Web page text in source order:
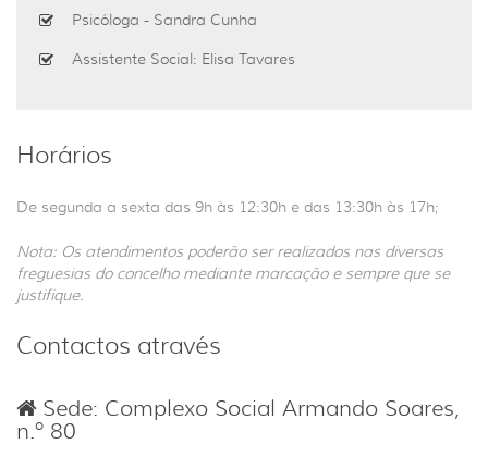
Psicóloga - Sandra Cunha
Assistente Social: Elisa Tavares
Horários
De segunda a sexta das 9h às 12:30h e das 13:30h às 17h;
Nota: Os atendimentos poderão ser realizados nas diversas
freguesias do concelho mediante marcação e sempre que se
justifique.
Contactos através
Sede: Complexo Social Armando Soares,
n.º 80